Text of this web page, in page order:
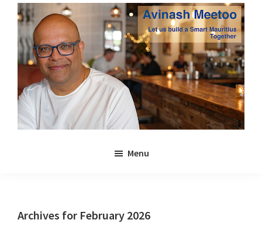
Skip
main
content
Skip
primary
sidebar
Mauritius
Menu
Archives for February 2026